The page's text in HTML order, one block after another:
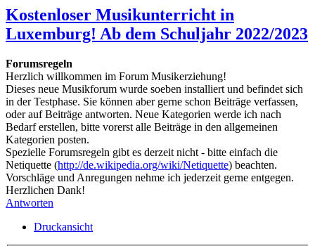
Kostenloser Musikunterricht in
Luxemburg! Ab dem Schuljahr 2022/2023
Forumsregeln
Herzlich willkommen im Forum Musikerziehung!
Dieses neue Musikforum wurde soeben installiert und befindet sich
in der Testphase. Sie können aber gerne schon Beiträge verfassen,
oder auf Beiträge antworten. Neue Kategorien werde ich nach
Bedarf erstellen, bitte vorerst alle Beiträge in den allgemeinen
Kategorien posten.
Spezielle Forumsregeln gibt es derzeit nicht - bitte einfach die
Netiquette (http://de.wikipedia.org/wiki/Netiquette) beachten.
Vorschläge und Anregungen nehme ich jederzeit gerne entgegen.
Herzlichen Dank!
Antworten
Druckansicht